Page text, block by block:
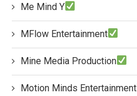
Me Mind Y
MFlow Entertainment
Mine Media Production
Motion Minds Entertainment